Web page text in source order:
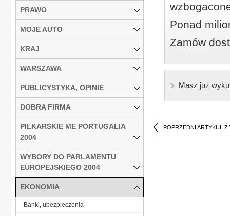
Ponad
Zamów
Masz już
POPRZEDNI ARTYKUŁ Z
PRAWO
MOJE AUTO
KRAJ
WARSZAWA
PUBLICYSTYKA, OPINIE
DOBRA FIRMA
PIŁKARSKIE ME PORTUGALIA
2004
WYBORY DO PARLAMENTU
EUROPEJSKIEGO 2004
EKONOMIA
Banki, ubezpieczenia